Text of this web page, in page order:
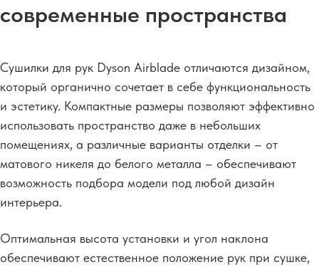
современные пространства
Сушилки для рук Dyson Airblade отличаются дизайном,
который органично сочетает в себе функциональность
и эстетику. Компактные размеры позволяют эффективно
использовать пространство даже в небольших
помещениях, а различные варианты отделки – от
матового никеля до белого металла – обеспечивают
возможность подбора модели под любой дизайн
интерьера.
Оптимальная высота установки и угол наклона
обеспечивают естественное положение рук при сушке,